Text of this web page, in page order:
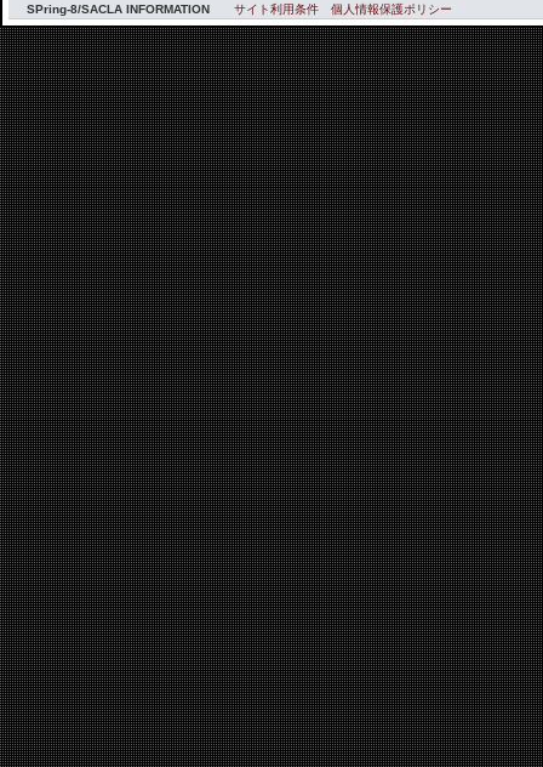
SPring-8/SACLA INFORMATION サイト利用条件 個人情報保護ポリシー